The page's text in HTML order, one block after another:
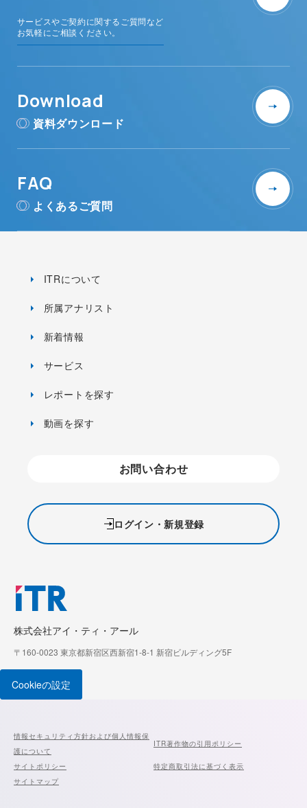
サービスやご契約に関するご質問など
お気軽にご相談ください。
Download
資料ダウンロード
FAQ
よくあるご質問
株式会社アイ・ティ・アール
〒160-0023 東京都新宿区西新宿1-8-1 新宿ビルディング5F
ITRについて
所属アナリスト
新着情報
サービス
レポートを探す
動画を探す
お問い合わせ
ログイン・新規登録
Cookieの設定
情報セキュリティ方針および個人情報保
護について
ITR著作物の引用ポリシー
サイトポリシー
特定商取引法に基づく表示
サイトマップ